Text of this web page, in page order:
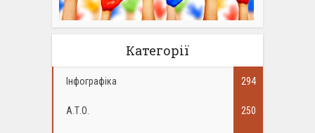
Категорії
Інфографіка 294
А.Т.О. 250